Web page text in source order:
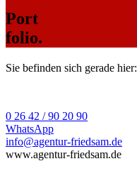
Port
folio.
Sie befinden sich gerade hier:
0 26 42 / 90 20 90
WhatsApp
info@agentur-friedsam.de
www.agentur-friedsam.de